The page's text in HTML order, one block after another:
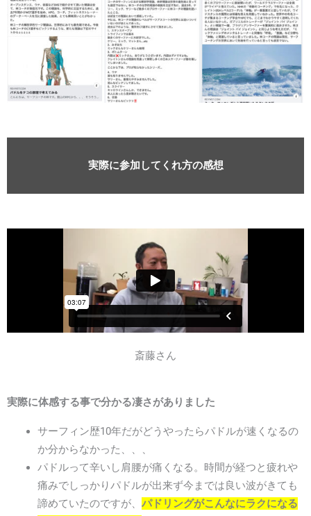
実際に参加してくれ方の感想
斎藤さん
実際に体感する事で分かる凄さがありました
サーフィン歴10年だがどうやったらパドルが速くなるの
か分からなかった、、、
パドルって辛いし肩腰が痛くなる。時間が経つと疲れや
痛みでしっかりパドルが出来ず今までは良い波がきても
諦めていたのですが、 パドリングがこんなにラクになる